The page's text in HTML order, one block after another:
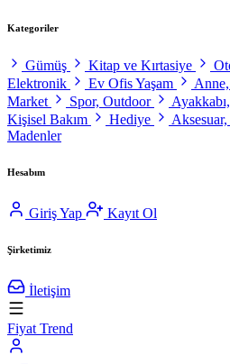
Kategoriler
Gümüş Kitap ve Kırtasiye
Elektronik
Ev Ofis Yaşam Anne,
Market
Spor, Outdoor
Kişisel Bakım
Hediye Aksesuar,
Madenler
Hesabım
Giriş Yap Kayıt Ol
Şirketimiz
İletişim
Fiyat Trend